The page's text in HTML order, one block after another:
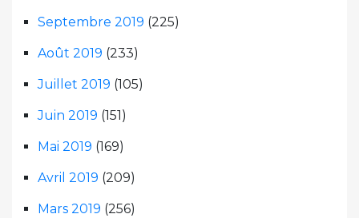
Septembre 2019 (225)
Août 2019 (233)
Juillet 2019 (105)
Juin 2019 (151)
Mai 2019 (169)
Avril 2019 (209)
Mars 2019 (256)